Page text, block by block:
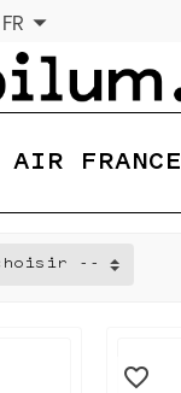
des cookies
FR
FRANCE
--
favorite_border